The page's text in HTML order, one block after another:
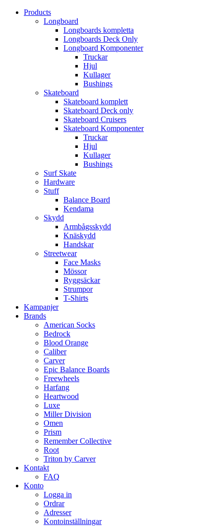
Products
Longboard
Longboards kompletta
Longboards Deck Only
Longboard Komponenter
Truckar
Hjul
Kullager
Bushings
Skateboard
Skateboard komplett
Skateboard Deck only
Skateboard Cruisers
Skateboard Komponenter
Truckar
Hjul
Kullager
Bushings
Surf Skate
Hardware
Stuff
Balance Board
Kendama
Skydd
Armbågsskydd
Knäskydd
Handskar
Streetwear
Face Masks
Mössor
Ryggsäckar
Strumpor
T-Shirts
Kampanjer
Brands
American Socks
Bedrock
Blood Orange
Caliber
Carver
Epic Balance Boards
Freewheels
Harfang
Heartwood
Luxe
Miller Division
Omen
Prism
Remember Collective
Root
Triton by Carver
Kontakt
FAQ
Konto
Logga in
Ordrar
Adresser
Kontoinställningar